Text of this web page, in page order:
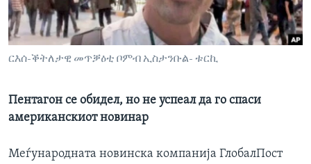
ИНТЕРВЈУА
Јазици
ርእሰ-ቕትለታዊ መጥቓዕቲ ቦምብ ኢስታንቡል- ቱርኪ
Пентагон се обидел, но не успеал да го спаси
американскиот новинар
Меѓународната новинска компанија ГлобалПост